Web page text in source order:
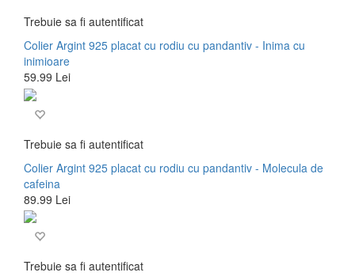
Trebuie sa fi autentificat
Colier Argint 925 placat cu rodiu cu pandantiv - Inima cu
inimioare
59.99 Lei
Trebuie sa fi autentificat
Colier Argint 925 placat cu rodiu cu pandantiv - Molecula de
cafeina
89.99 Lei
Trebuie sa fi autentificat